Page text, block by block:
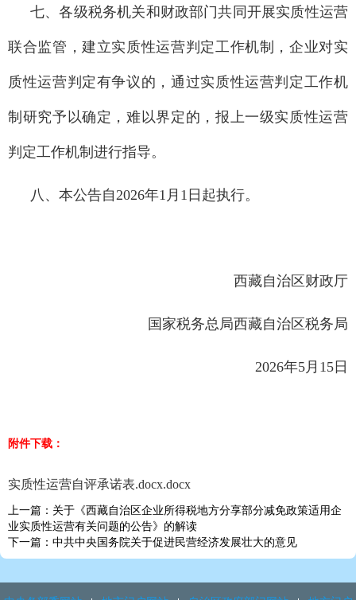
七、各级税务机关和财政部门共同开展实质性运营
联合监管，建立实质性运营判定工作机制，企业对实
质性运营判定有争议的，通过实质性运营判定工作机
制研究予以确定，难以界定的，报上一级实质性运营
判定工作机制进行指导。
八、本公告自2026年1月1日起执行。
西藏自治区财政厅
国家税务总局西藏自治区税务局
2026年5月15日
附件下载：
实质性运营自评承诺表.docx.docx
上一篇：关于《西藏自治区企业所得税地方分享部分减免政策适用企
业实质性运营有关问题的公告》的解读
下一篇：中共中央国务院关于促进民营经济发展壮大的意见